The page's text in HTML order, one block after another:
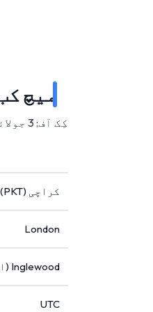
میچ
کِک آف: 3 جولائی 2026 رات 12:00 بجے (PKT) — سوفائی اسٹیڈیم، انگلووڈ، امریکہ میں۔
کراچی (PKT)
London
Inglewood (اسٹیڈیم)
UTC